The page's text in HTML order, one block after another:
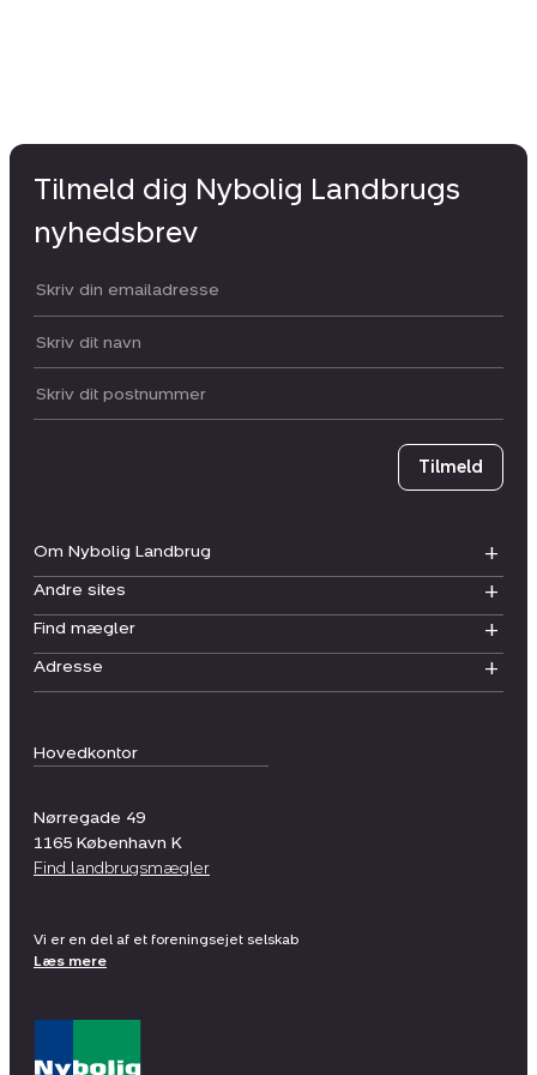
Hovedkontor
Nørregade 49
1165 København K
Find landbrugsmægler
Om Nybolig Landbrug
Andre sites
Find mægler
Adresse
Tilmeld dig Nybolig Landbrugs
nyhedsbrev
Din email:
Dit navn:
Postnummer
Tilmeld
Vi er en del af et foreningsejet selskab
Læs mere